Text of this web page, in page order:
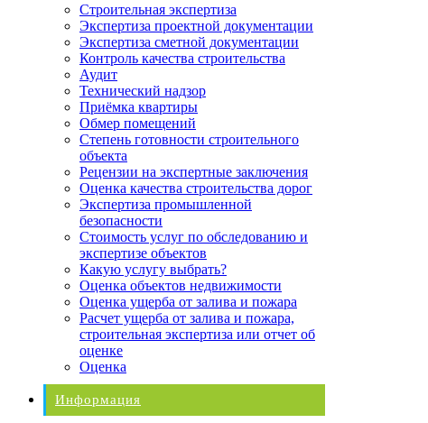
Строительная экспертиза
Экспертиза проектной документации
Экспертиза сметной документации
Контроль качества строительства
Аудит
Технический надзор
Приёмка квартиры
Обмер помещений
Степень готовности строительного
объекта
Рецензии на экспертные заключения
Оценка качества строительства дорог
Экспертиза промышленной
безопасности
Стоимость услуг по обследованию и
экспертизе объектов
Какую услугу выбрать?
Оценка объектов недвижимости
Оценка ущерба от залива и пожара
Расчет ущерба от залива и пожара,
строительная экспертиза или отчет об
оценке
Оценка
Информация